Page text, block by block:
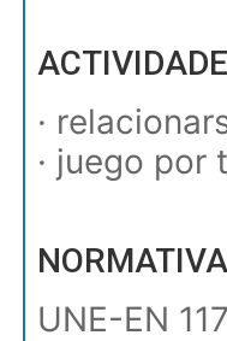
·
· juego por
UNE-EN